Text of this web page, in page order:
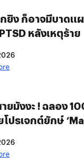
ยิง ก็อาจมีบาดแ
หลังเหตุร้าย
ยมังงะ ! ฉลอง
โปรเจกต์ยักษ์
ทยด้วย